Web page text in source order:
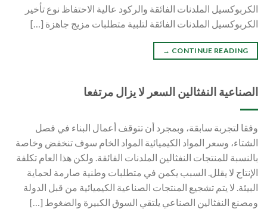
الكربوكسيل الملدنات الفائقة والركود عالية الاحتفاظ نوع تأخير
الكربوكسيل الملدنات الفائقة لتلبية متطلبات مزيج جاهزة […]
CONTINUE READING
→
الصناعية النفثالين السعر لا يزال مرتفعا
وفقا لتجربة سابقة، وبمجرد أن تتوقف أعمال البناء في فصل
الشتاء، وسعر المواد الكيميائية المواد الخام سوف تنخفض وخاصة
بالنسبة للمنتجات النفثالين الملدنات الفائقة. ولكن هذا العام تكلفة
الإنتاج لا يقلل. السبب يكمن في متطلبات وطنية صارمة لحماية
البيئة. لا يتم تشجيع المنتجات الصناعية الكيميائية من قبل الدولة
ومصنع النفثالين الصناعي يلتقي السوق الكبيرة والضغوط […]